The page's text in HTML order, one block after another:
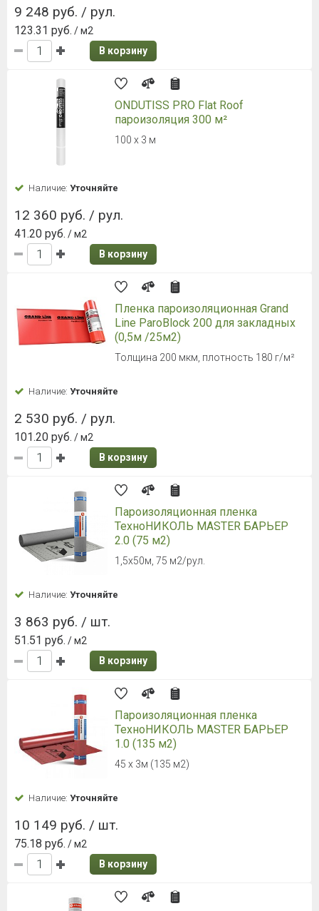
9 248 руб. / рул.
123.31 руб. / м2
В корзину
ONDUTISS PRO Flat Roof
пароизоляция 300 м²
100 х 3 м
Наличие: Уточняйте
12 360 руб. / рул.
41.20 руб. / м2
В корзину
Пленка пароизоляционная Grand
Line ParoBlock 200 для закладных
(0,5м /25м2)
Толщина 200 мкм, плотность 180 г/м²
Наличие: Уточняйте
2 530 руб. / рул.
101.20 руб. / м2
В корзину
Пароизоляционная пленка
ТехноНИКОЛЬ MASTER БАРЬЕР
2.0 (75 м2)
1,5х50м, 75 м2/рул.
Наличие: Уточняйте
3 863 руб. / шт.
51.51 руб. / м2
В корзину
Пароизоляционная пленка
ТехноНИКОЛЬ MASTER БАРЬЕР
1.0 (135 м2)
45 х 3м (135 м2)
Наличие: Уточняйте
10 149 руб. / шт.
75.18 руб. / м2
В корзину